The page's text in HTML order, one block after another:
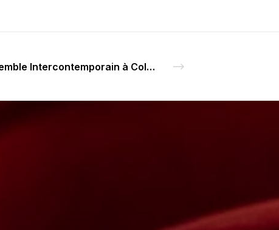
L’Ensemble Intercontemporain à Cologne